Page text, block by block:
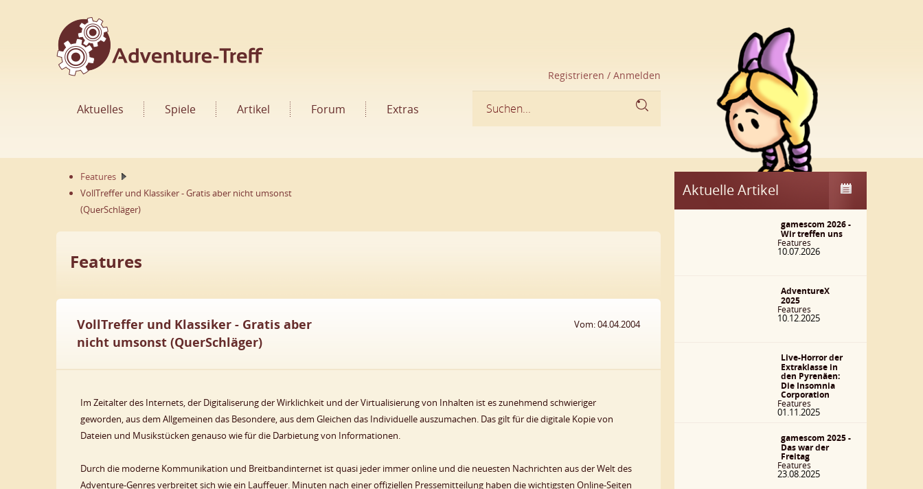
Registrieren / Anmelden
Aktuelles Spiele Artikel Forum Extras
Features
VollTreffer und Klassiker - Gratis aber nicht umsonst
(QuerSchläger)
Features
VollTreffer und Klassiker - Gratis aber
nicht umsonst (QuerSchläger)
Vom: 04.04.2004
Im Zeitalter des Internets, der Digitaliserung der Wirklichkeit und der Virtualisierung von Inhalten ist es zunehmend schwieriger
geworden, aus dem Allgemeinen das Besondere, aus dem Gleichen das Individuelle auszumachen. Das gilt für die digitale Kopie von
Dateien und Musikstücken genauso wie für die Darbietung von Informationen.
Durch die moderne Kommunikation und Breitbandinternet ist quasi jeder immer online und die neuesten Nachrichten aus der Welt des
Adventure-Genres verbreitet sich wie ein Lauffeuer. Minuten nach einer offiziellen Pressemitteilung haben die wichtigsten Online-Seiten
Aktuelle Artikel
gamescom 2026 -
Wir treffen uns
Features
10.07.2026
AdventureX
2025
Features
10.12.2025
Live-Horror der
Extraklasse in
den Pyrenäen:
Die Insomnia
Corporation
Features
01.11.2025
gamescom 2025 -
Das war der
Freitag
Features
23.08.2025